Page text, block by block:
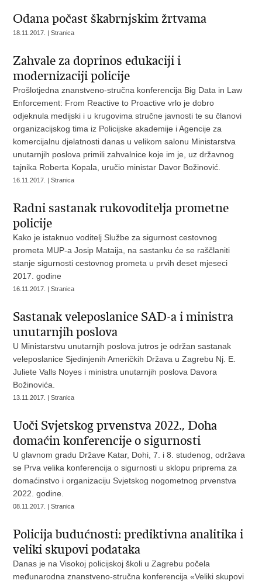
Odana počast škabrnjskim žrtvama
18.11.2017. | Stranica
Zahvale za doprinos edukaciji i
modernizaciji policije
Prošlotjedna znanstveno-stručna konferencija Big Data in Law
Enforcement: From Reactive to Proactive vrlo je dobro
odjeknula medijski i u krugovima stručne javnosti te su članovi
organizacijskog tima iz Policijske akademije i Agencije za
komercijalnu djelatnosti danas u velikom salonu Ministarstva
unutarnjih poslova primili zahvalnice koje im je, uz državnog
tajnika Roberta Kopala, uručio ministar Davor Božinović.
16.11.2017. | Stranica
Radni sastanak rukovoditelja prometne
policije
Kako je istaknuo voditelj Službe za sigurnost cestovnog
prometa MUP-a Josip Mataija, na sastanku će se raščlaniti
stanje sigurnosti cestovnog prometa u prvih deset mjeseci
2017. godine
16.11.2017. | Stranica
Sastanak veleposlanice SAD-a i ministra
unutarnjih poslova
U Ministarstvu unutarnjih poslova jutros je održan sastanak
veleposlanice Sjedinjenih Američkih Država u Zagrebu Nj. E.
Juliete Valls Noyes i ministra unutarnjih poslova Davora
Božinovića.
13.11.2017. | Stranica
Uoči Svjetskog prvenstva 2022., Doha
domaćin konferencije o sigurnosti
U glavnom gradu Države Katar, Dohi, 7. i 8. studenog, održava
se Prva velika konferencija o sigurnosti u sklopu priprema za
domaćinstvo i organizaciju Svjetskog nogometnog prvenstva
2022. godine.
08.11.2017. | Stranica
Policija budućnosti: prediktivna analitika i
veliki skupovi podataka
Danas je na Visokoj policijskoj školi u Zagrebu počela
međunarodna znanstveno-stručna konferencija «Veliki skupovi